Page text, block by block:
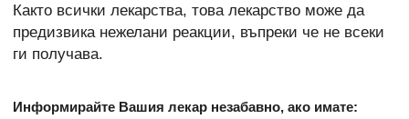
Както всички лекарства, това лекарство може да
предизвика нежелани реакции, въпреки че не всеки
ги получава.
Информирайте Вашия лекар незабавно, ако имате: